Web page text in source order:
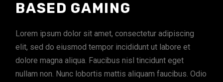
BASED GAMING
Lorem ipsum dolor sit amet, consectetur adipiscing
elit, sed do eiusmod tempor incididunt ut labore et
dolore magna aliqua. Faucibus nisl tincidunt eget
nullam non. Nunc lobortis mattis aliquam faucibus. Odio